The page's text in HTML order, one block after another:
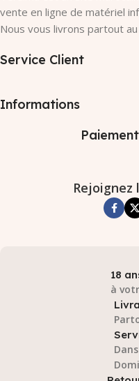
vente en ligne de matériel
Nous vous livrons partout
Service Client
Informations
Rejoignez
18
à